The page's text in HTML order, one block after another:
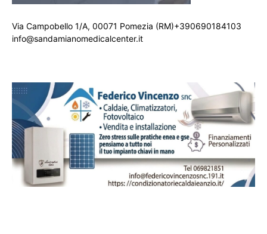
Via Campobello 1/A, 00071 Pomezia (RM)+390690184103
info@sandamianomedicalcenter.it